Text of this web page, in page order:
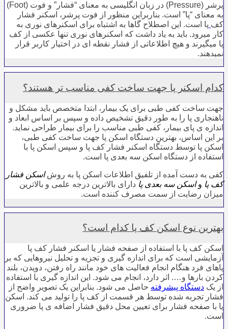
پرشر (Pressure) در زبان انگلیسی به معنای “فشار” و فوت (Foot)
به معنای “پا” است. بناربراین منظور از فوت پرشر، اسکنر فشار
کف پا است. این اصطلاح گاها به اشتباه برای اسکنرهای نوری به
کار می­رود. باید به یاد داشت که اسکنرهای نوری تنها عکسی از کف
پا می­گیرند و هیچ اطلاعاتی از فشار نقطه ­ای در اختیار کاربر قرار
نمی­دهند.
کدام اسکنر پا جهت ساخت کفی مناسب تر هستند؟
جهت ساخت کفی طبی برای یک بیمار، ابتدا متخصص باید مشکل و
ناهنجاری پا را به طور دقیق تشخیص داده و سپس بر اساس ابعاد و
اندازه­ ی پای بیمار، کفی طبی مناسب را برای بیمار طراحی نماید.
بر این اساس، بهترین دستگاه اسکن پا جهت ساخت کفی طبی،
اسکن پا توسط دستگاه اسکنر فشار کف پا و سپس اسکن پا با
استفاده از دستگاه اسکن سه بعدی پا است.
کفی به دست آمده از تلفیق اطلاعات اسکن پا به روش اسکن فشار
کف پا واسکن سه بعدی پا دارای بالاترین درجه علمی و بالاترین
میزان رضایت از سمت مصرف کننده است.
بهترین نوع اسکن کف پا کدام است؟
اسکن کف پا با استفاده از صفحه فشار یا اسکنر فشار کف پا
آزمایشی است که برای اندازه گیری و تجزیه و تحلیل نیروهایی که بر
پاهای فرد هنگام انجام فعالیت های خود مانند راه رفتن، دویدن، بلند
کردن بارها و…. اثر دارد، انجام می شود. این اندازه گیری با استفاده
از یک دستگاه پیشرفته حاصل می شود. بنابراین یک تصویر واضح از
فشار تجربه شده توسط هر قسمت از کف پا را تولید می کند. اسکن
پا با صفحه فشار برای تعیین محل دقیق فشار اضافه ی پا ضروری
است.